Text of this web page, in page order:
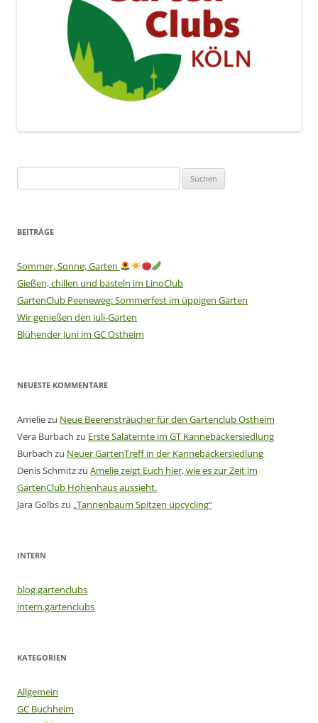
nach:
BEITRÄGE
Sommer, Sonne, Garten
Gießen, chillen und basteln im LinoClub
GartenClub Peeneweg: Sommerfest im üppigen Garten
Wir genießen den Juli-Garten
Blühender Juni im GC Ostheim
NEUESTE KOMMENTARE
Ameliezu Neue Beerensträucher für den Gartenclub Ostheim
Vera Burbach zu Erste Salaternte im GT Kannebäckersiedlung
Burbach zu Neuer GartenTreff in der Kannebäckersiedlung
Denis Schmitzzu Amelie zeigt Euch hier, wie es zur Zeit im
GartenClub Höhenhaus aussieht.
Jara Golbszu „Tannenbaum Spitzen upcycling“
INTERN
blog.gartenclubs
intern.gartenclubs
KATEGORIEN
Allgemein
GC Buchheim